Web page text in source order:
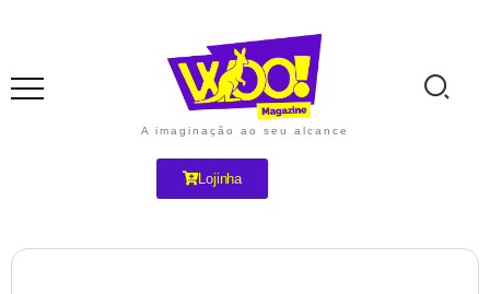
A imaginação ao seu alcance
Lojinha